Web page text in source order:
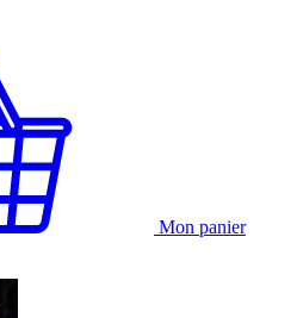
Mon panier